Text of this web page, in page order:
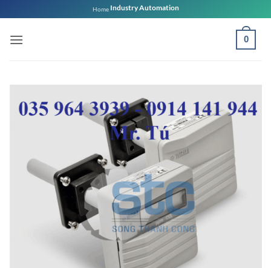
qua
nội
Home Industry Automation
0